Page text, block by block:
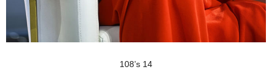
108’s 14